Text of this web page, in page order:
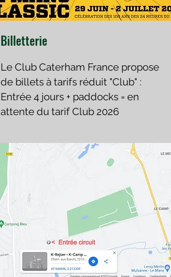
Billetterie
Le Club Caterham France propose
de billets à tarifs réduit "Club" :
Entrée 4 jours + paddocks = en
attente du tarif Club 2026